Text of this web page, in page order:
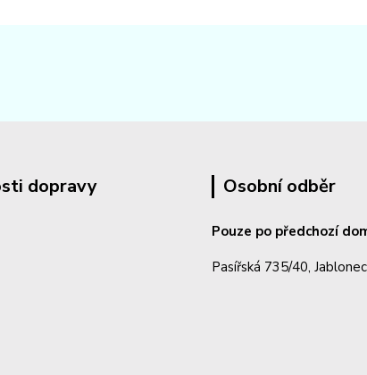
dopravy Osobní odběr
Pouze po předchozí
Pasířská 735/40,